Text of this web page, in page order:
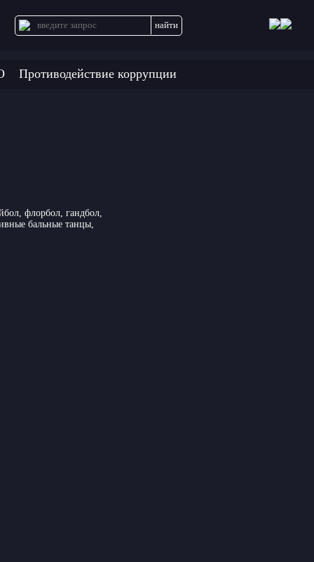
Противодействие коррупции
флорбол, гандбол,
бальные танцы,